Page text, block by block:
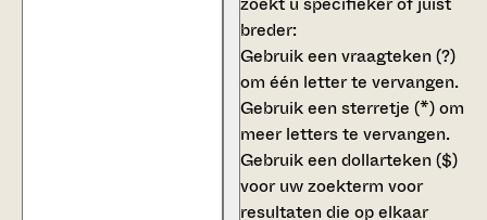
breder:
Gebruik eenvraagteken (?)
om één letter te vervangen.
Gebruik eensterretje (*)om
meer letters te vervangen.
Gebruik eendollarteken ($)
voor uw zoekterm voor
resultaten die op elkaar